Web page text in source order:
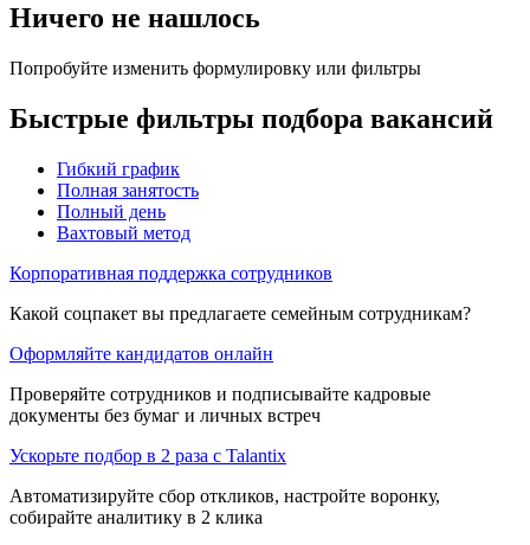
Ничего не нашлось
Попробуйте изменить формулировку или фильтры
Быстрые фильтры подбора вакансий
Гибкий график
Полная занятость
Полный день
Вахтовый метод
Корпоративная поддержка сотрудников
Какой соцпакет вы предлагаете семейным сотрудникам?
Оформляйте кандидатов онлайн
Проверяйте сотрудников и подписывайте кадровые
документы без бумаг и личных встреч
Ускорьте подбор в 2 раза с Talantix
Автоматизируйте сбор откликов, настройте воронку,
собирайте аналитику в 2 клика